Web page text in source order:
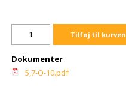
Tilføj til kurven
Dokumenter
5,7-O-10.pdf